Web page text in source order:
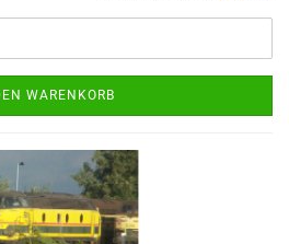
WARENKORB